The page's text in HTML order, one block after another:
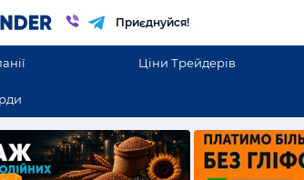
Приєднуйся!
Ціни Трейдерів